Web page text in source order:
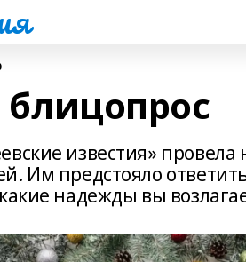
известия»
Им предстояло
надежды вы